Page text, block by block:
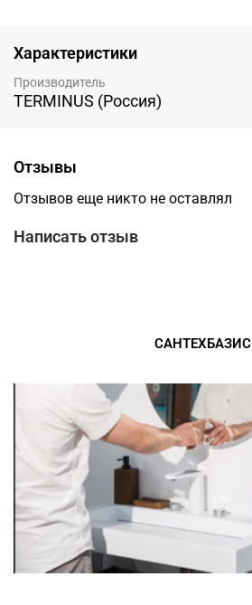
Характеристики
Производитель
TERMINUS (Россия)
Отзывы
Отзывов еще никто не оставлял
Написать отзыв
САНТЕХБАЗИС